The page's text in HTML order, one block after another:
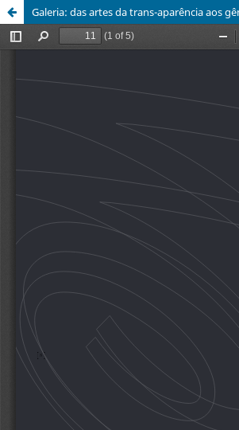
Galeria: das artes da trans-aparência aos